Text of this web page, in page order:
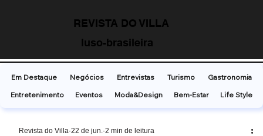
REVISTA DO VILLA
luso-brasileira
Revista do Villa 22 de jun. 2 min de leitura
Em Destaque Negócios Entrevistas Turismo
Gastronomia
Entretenimento
Eventos Moda&Design Bem-Estar Life Style